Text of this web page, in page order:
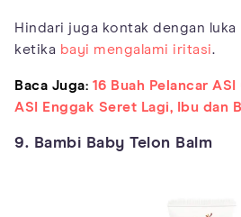
Hindari juga kontak dengan
ketika bayi mengalami iritasi.
Baca Juga: 16 Buah Pelancar
ASI Enggak Seret Lagi, Ibu dan
9. Bambi Baby Telon Balm